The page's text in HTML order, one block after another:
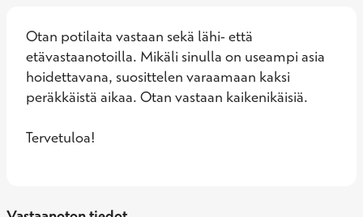
Otan potilaita vastaan sekä lähi- että
etävastaanotoilla. Mikäli sinulla on useampi asia
hoidettavana, suosittelen varaamaan kaksi
peräkkäistä aikaa. Otan vastaan kaikenikäisiä.
Tervetuloa!